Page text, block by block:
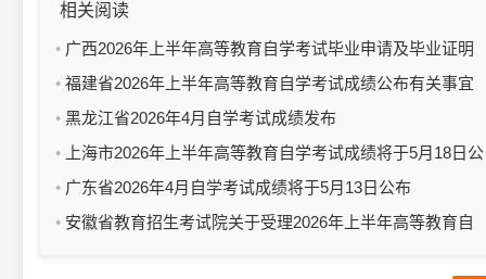
相关阅读
广西2026年上半年高等教育自学考试毕业申请及毕业证明
书办理公告
福建省2026年上半年高等教育自学考试成绩公布有关事宜
的通告
黑龙江省2026年4月自学考试成绩发布
上海市2026年上半年高等教育自学考试成绩将于5月18日公
布广东省2026年4月自学考试成绩将于5月13日公布
安徽省教育招生考试院关于受理2026年上半年高等教育自